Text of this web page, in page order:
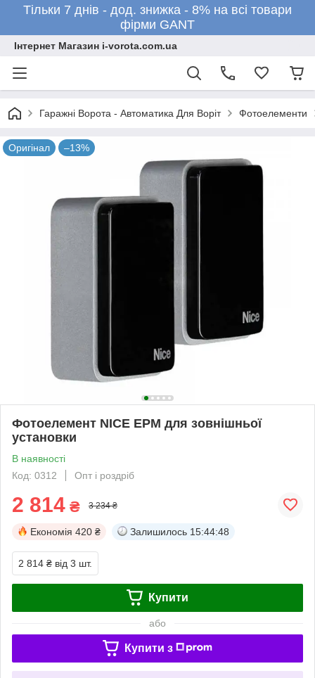
Тільки 7 днів - дод. знижка - 8% на всі товари
фірми GANT
Інтернет Магазин i-vorota.com.ua
Гаражні Ворота - Автоматика Для Воріт Фотоелементи
Оригінал –13%
Фотоелемент NICE EPM для зовнішньої
установки
В наявності
Код: 0312
Опт і роздріб
2 814 ₴ 3 234 ₴
Економія 420 ₴ Залишилось 15:44:47
2 814 ₴ від 3 шт.
Купити
або
Купити з